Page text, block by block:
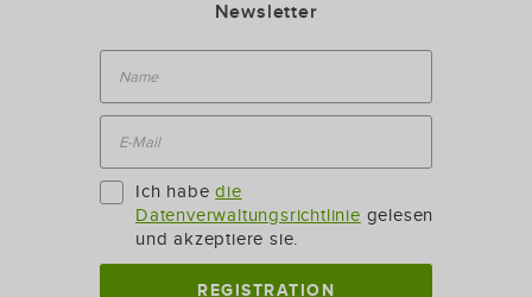
Newsletter
Ich habedie
Datenverwaltungsrichtlinie gelesen
und akzeptiere sie.